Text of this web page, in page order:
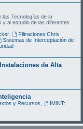
las Tecnologías de la
y al estudio de las diferentes
,
Filtraciones Chris
Sistemas de Interceptación de
de Alta
y Recursos
IMINT: